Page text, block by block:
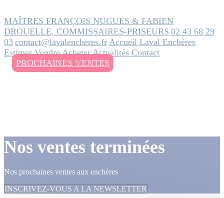
MAÎTRES FRANÇOIS NUGUES & FABIEN
DROUELLE, COMMISSAIRES-PRISEURS 02 43 68 29
03 contact@lavalencheres.fr Accueil Laval Enchères
EstimerVendreAcheterActualités Contact
PROCHAINES VENTES
Nos ventes terminées
Nos prochaines ventes aux enchères
INSCRIVEZ-VOUS A LA NEWSLETTER